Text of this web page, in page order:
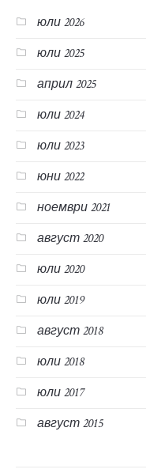
юли 2026
юли 2025
април 2025
юли 2024
юли 2023
юни 2022
ноември 2021
август 2020
юли 2020
юли 2019
август 2018
юли 2018
юли 2017
август 2015